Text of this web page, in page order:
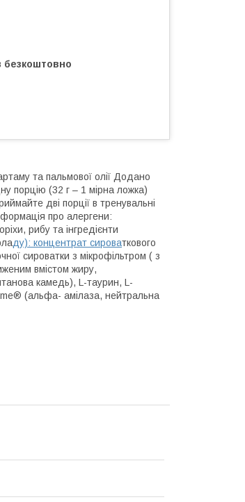
безкоштовно
та пальмової олії Додано
порцію (32 г – 1 мірна ложка)
дві порції в тренувальні
про алергени:
рибу та інгредієнти
ду): концентрат сироваткового
сироватки з мікрофільтром ( з
вмістом жиру,
камедь), L-таурин, L-
(альфа- амілаза, нейтральна